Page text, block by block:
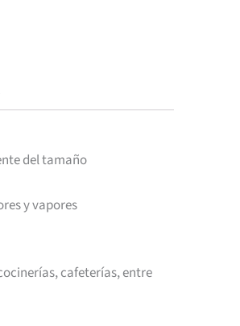
del tamaño
y vapores
cafeterías, entre